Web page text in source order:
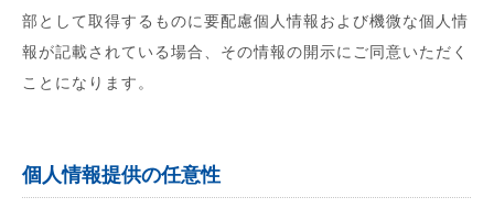
部として取得するものに要配慮個人情報および機微な個人情
報が記載されている場合、その情報の開示にご同意いただく
ことになります。
個人情報提供の任意性